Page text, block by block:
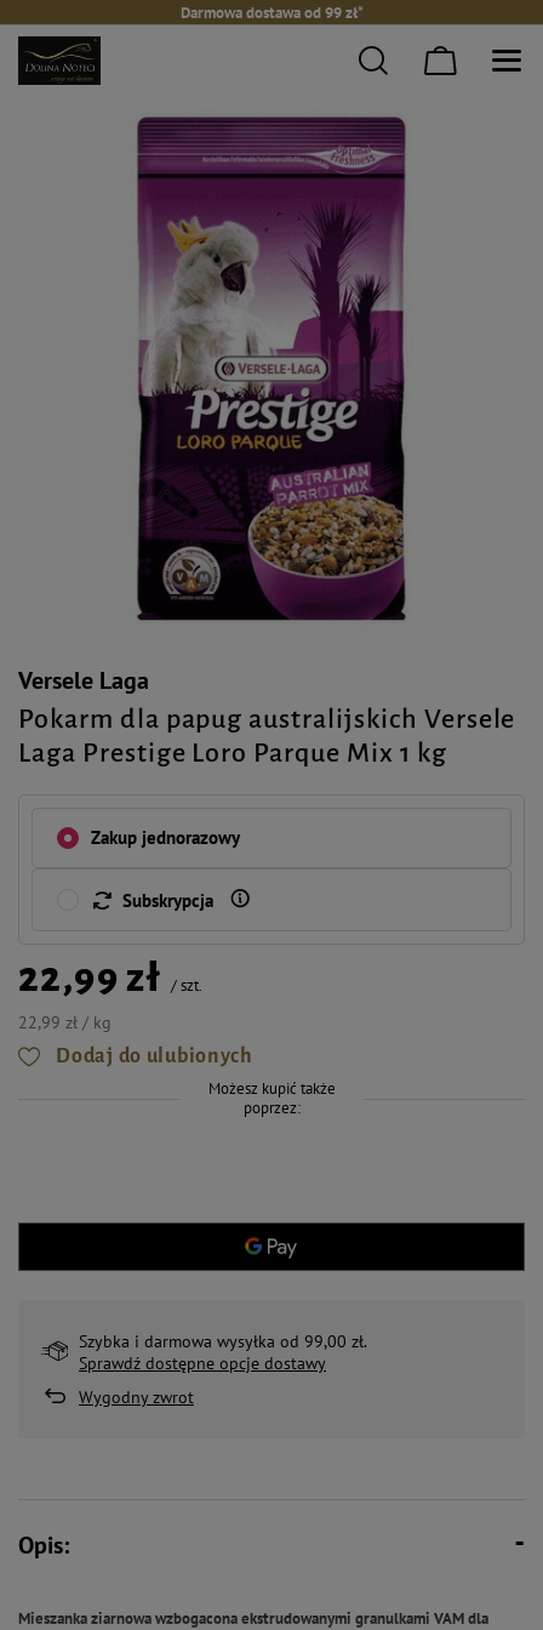
Darmowa dostawa od 99 zł*
Versele Laga
Pokarm dla papug australijskich Versele
Laga Prestige Loro Parque Mix 1 kg
Zakup jednorazowy
Subskrypcja
22,99 zł /szt.
22,99 zł / kg
Dodaj do ulubionych
Możesz kupić także
poprzez:
Szybka i darmowa wysyłka od 99,00 zł.
Sprawdź dostępne opcje dostawy
Wygodny zwrot
Opis:
Mieszanka ziarnowa wzbogacona ekstrudowanymi granulkami VAM dla